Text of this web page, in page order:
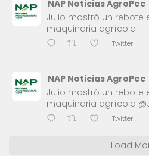
NAP Noticias AgroPec
Julio mostró un rebote
maquinaria agrícola
Twitter
NAP Noticias AgroPec
Julio mostró un rebote
maquinaria agrícola
Twitter
Load